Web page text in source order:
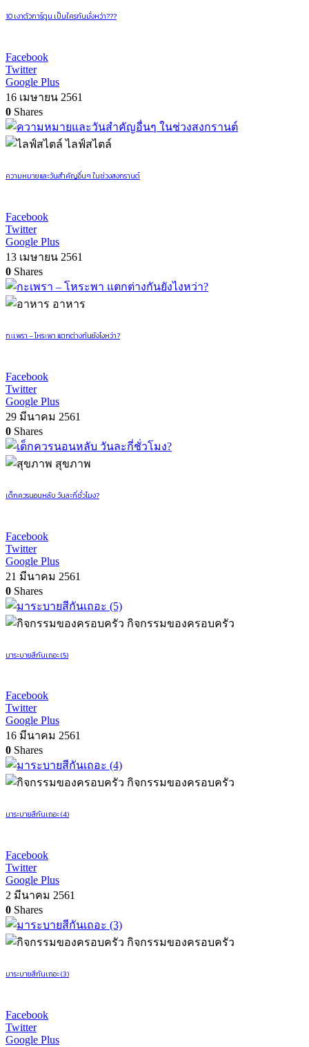
10 เงาตัวการ์ตูน เป็นใครกันมั่งหว่า???
Facebook
Twitter
Google Plus
16 เมษายน 2561
0 Shares
ไลฟ์สไตล์
ความหมายและวันสำคัญอื่นๆ ในช่วงสงกรานต์
Facebook
Twitter
Google Plus
13 เมษายน 2561
0 Shares
อาหาร
กะเพรา – โหระพา แตกต่างกันยังไงหว่า?
Facebook
Twitter
Google Plus
29 มีนาคม 2561
0 Shares
สุขภาพ
เด็กควรนอนหลับ วันละกี่ชั่วโมง?
Facebook
Twitter
Google Plus
21 มีนาคม 2561
0 Shares
กิจกรรมของครอบครัว
มาระบายสีกันเถอะ (5)
Facebook
Twitter
Google Plus
16 มีนาคม 2561
0 Shares
กิจกรรมของครอบครัว
มาระบายสีกันเถอะ (4)
Facebook
Twitter
Google Plus
2 มีนาคม 2561
0 Shares
กิจกรรมของครอบครัว
มาระบายสีกันเถอะ (3)
Facebook
Twitter
Google Plus